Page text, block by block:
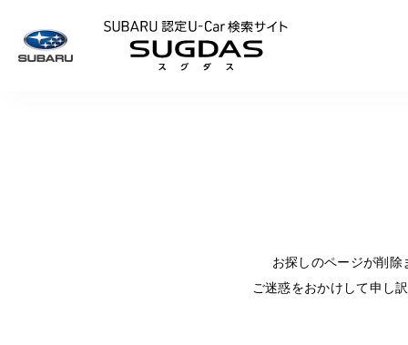
お探しのページが削
ご迷惑をおかけして申し